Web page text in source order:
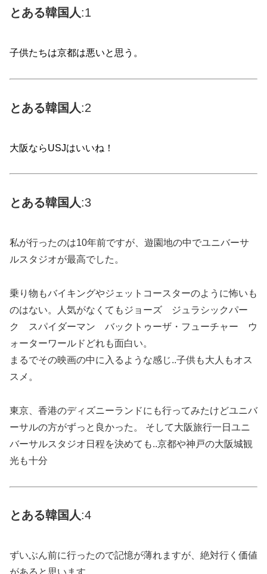
とある韓国人:1
子供たちは京都は悪いと思う。
とある韓国 人:2
大阪ならUSJはいいね！
とある韓国 人:3
私が行ったのは10年前ですが、遊園地の中でユニバーサ
ルスタジオが最高でした。
乗り物もバイキングやジェットコースターのように怖いも
のはない。人気がなくてもジョーズ ジュラシックパー
ク スパイダーマン バックトゥーザ・フューチャー ウ
ォーターワールドどれも面白い。
まるでその映画の中に入るような感じ..子供も大人もオス
スメ。
東京、香港のディズニーランドにも行ってみたけどユニバ
ーサルの方がずっと良かった。 そして大阪旅行一日ユニ
バーサルスタジオ日程を決めても..京都や神戸の大阪城観
光も十分
とある韓国 人:4
ずいぶん前に行ったので記憶が薄れますが、絶対行く価値